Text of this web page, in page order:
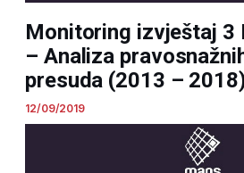
Monitoring izvještaj 3
– Analiza
presuda (2013 –
12/09/2019